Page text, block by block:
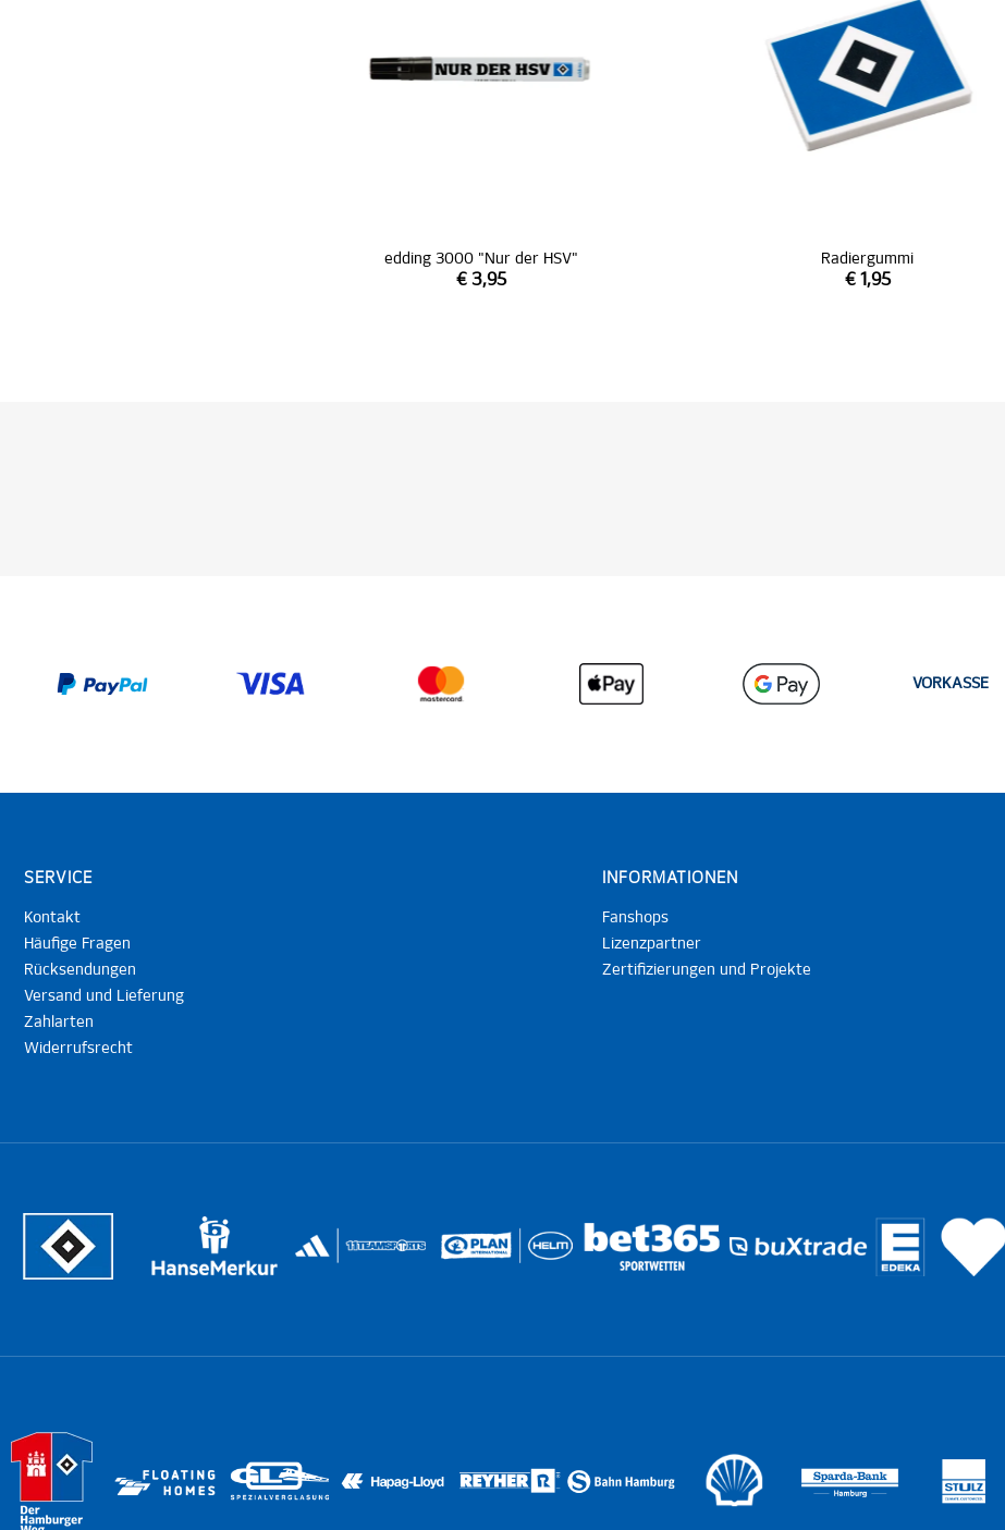
edding 3000 "Nur der HSV"
€ 3,95
Radiergummi
€ 1,95
VORKASSE
SERVICE
Kontakt
Häufige Fragen
Rücksendungen
Versand und Lieferung
Zahlarten
Widerrufsrecht
INFORMATIONEN
Fanshops
Lizenzpartner
Zertifizierungen und Projekte